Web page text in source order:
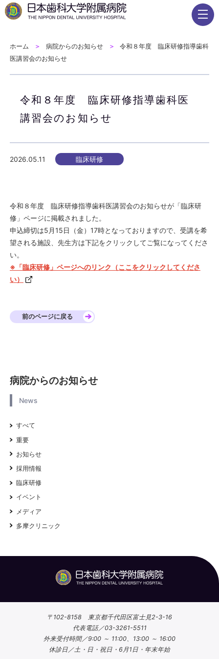
ホーム 病院からのお知らせ
令和８年度 臨床研修指導歯科
医講習会のお知らせ
令和８年度 臨床研修指導歯科医
講習会のお知らせ
2026.05.11 臨床研修
令和８年度 臨床研修指導歯科医講習会のお知らせが「臨床研
修」ページに掲載されました。
申込締切は5月15日（金）17時となっておりますので、受講を希
望される施設、先生方は下記をクリックしてご覧になってくださ
い。
※ 「臨床研修」ページへのリンク（ここをクリックしてくださ
い）
前のページに戻る
病院からのお知らせ
News
すべて
重要
お知らせ
採用情報
臨床研修
イベント
メディア
多摩クリニック
〒102-8158 東京都千代田区富士見2-3-16
代表電話／03-3261-5511
外来受付時間／9:00 ～ 11:00、13:00 ～ 16:00
休診日／土・日・祝日・6月1日・年末年始